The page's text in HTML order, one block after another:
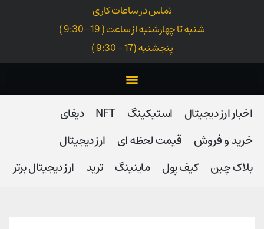
تماس در ساعات کاری
شنبه تا چهارشنبه از ساعت ( 19- 9:30 )
پنجشنبه (17 - 9:30 )
اخبار ارز دیجیتال استیکینگ NFT
دیفای
خرید و فروش
قیمت لحظه ای
ارز دیجیتال
بلاک‌ چین
کیف پول ماینینگ ترید ارز دیجیتال برتر